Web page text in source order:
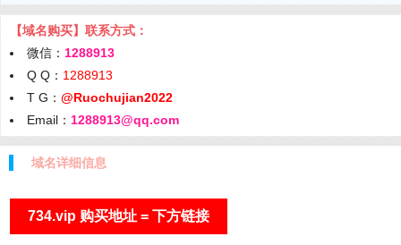
【域名购买】联系方式：
微信： 1288913
Q Q： 1288913
T G： @Ruochujian2022
Email： 1288913@qq.com
域名详细信息
734.vip 购买地址 = 下方链接